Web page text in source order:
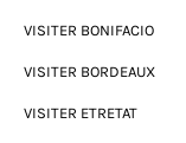
VISITER BONIFACIO
VISITER BORDEAUX
VISITER ETRETAT